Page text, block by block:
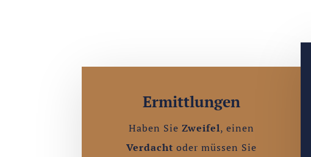
Ermittlungen
Haben Sie Zweifel, einen
Verdacht oder müssen Sie